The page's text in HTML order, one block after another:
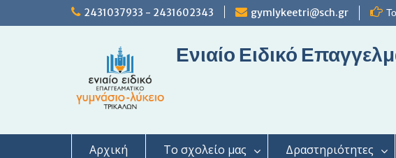
2431037933 - 2431602343 gymlykeetri@sch.gr
Ενιαίο Ειδικό
Αρχική Το σχολείο μας Δραστηριότητες